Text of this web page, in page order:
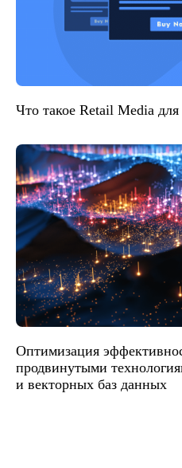
Что такое Retail Media для
Оптимизация
продвинутыми
и векторных баз данных